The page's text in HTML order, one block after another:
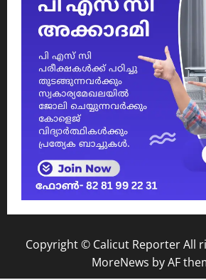
Copyright © Calicut Reporter All
MoreNews by AF